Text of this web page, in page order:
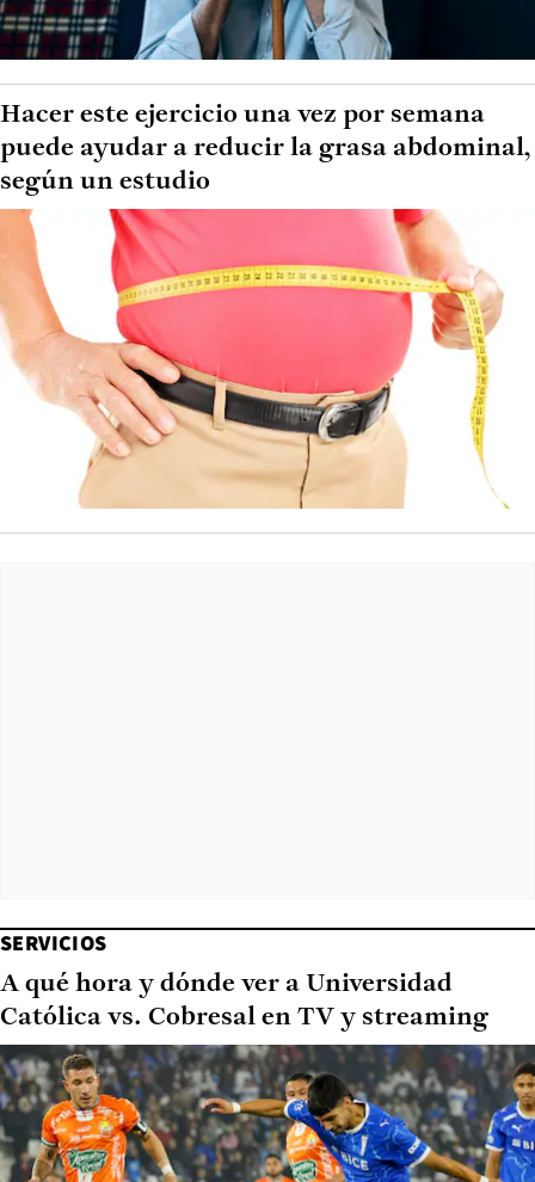
Hacer este ejercicio una vez por semana
puede ayudar a reducir la grasa abdominal,
según un estudio
SERVICIOS
A qué hora y dónde ver a Universidad
Católica vs. Cobresal en TV y streaming